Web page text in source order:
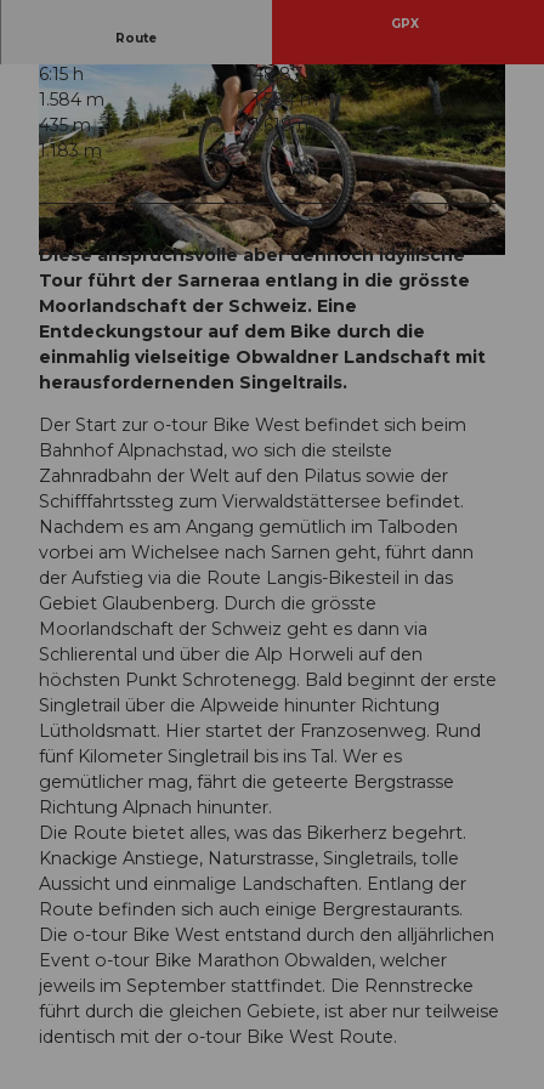
© Obwalden Tourismus, Bikegenoss Zentralschweiz
© Obwalden Tourismus, Bikegenoss Zentralschweiz
Route
GPX
6:15 h
48,87 km
1.584 m
1.584 m
435 m
1.618 m
1.183 m
Diese anspruchsvolle aber dennoch idyllische
Tour führt der Sarneraa entlang in die grösste
Moorlandschaft der Schweiz. Eine
Entdeckungstour auf dem Bike durch die
einmahlig vielseitige Obwaldner Landschaft mit
herausfordernenden Singeltrails.
Der Start zur o-tour Bike West befindet sich beim
Bahnhof Alpnachstad, wo sich die steilste
Zahnradbahn der Welt auf den Pilatus sowie der
Schifffahrtssteg zum Vierwaldstättersee befindet.
Nachdem es am Angang gemütlich im Talboden
vorbei am Wichelsee nach Sarnen geht, führt dann
der Aufstieg via die Route Langis-Bikesteil in das
Gebiet Glaubenberg. Durch die grösste
Moorlandschaft der Schweiz geht es dann via
Schlierental und über die Alp Horweli auf den
höchsten Punkt Schrotenegg. Bald beginnt der erste
Singletrail über die Alpweide hinunter Richtung
Lütholdsmatt. Hier startet der Franzosenweg. Rund
fünf Kilometer Singletrail bis ins Tal. Wer es
gemütlicher mag, fährt die geteerte Bergstrasse
Richtung Alpnach hinunter.
Die Route bietet alles, was das Bikerherz begehrt.
Knackige Anstiege, Naturstrasse, Singletrails, tolle
Aussicht und einmalige Landschaften. Entlang der
Route befinden sich auch einige Bergrestaurants.
Die o-tour Bike West entstand durch den alljährlichen
Event o-tour Bike Marathon Obwalden, welcher
jeweils im September stattfindet. Die Rennstrecke
führt durch die gleichen Gebiete, ist aber nur teilweise
identisch mit der o-tour Bike West Route.